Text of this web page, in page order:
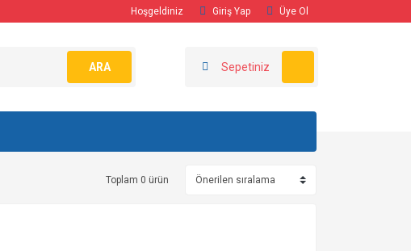
Hoşgeldiniz Giriş Yap Üye Ol
ARA Sepetiniz
Toplam 0 ürün